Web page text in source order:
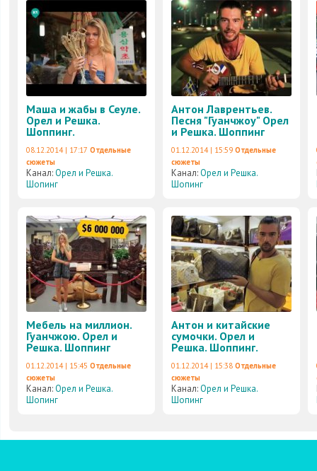
Маша и жабы в Сеуле.
Орел и Решка.
Шоппинг.
08.12.2014 | 17:17 Отдельные
сюжеты
Канал:Орел и Решка.
Шопинг
Антон Лаврентьев.
Песня "Гуанчжоу" Орел
и Решка. Шоппинг
01.12.2014 | 15:59 Отдельные
сюжеты
Канал:Орел и Решка.
Шопинг
Мебель на миллион.
Гуанчжою. Орел и
Решка. Шоппинг
01.12.2014 | 15:45 Отдельные
сюжеты
Канал:Орел и Решка.
Шопинг
Антон и китайские
сумочки. Орел и
Решка. Шоппинг.
01.12.2014 | 15:38 Отдельные
сюжеты
Канал:Орел и Решка.
Шопинг